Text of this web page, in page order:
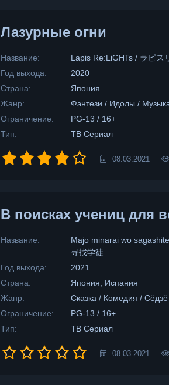
Лазурные огни
Название:
Lapis Re:LiGHTs / ラピス
Год выхода:
2020
Страна:
Япония
Жанр:
Фэнтези / Идолы /
Ограничение:
PG-13 / 16+
Тип:
ТВ Сериал
08.03.2021
В поисках учениц для
Название:
Majo minarai wo
寻找学徒
Год выхода:
2021
Страна:
Япония, Испания
Жанр:
Сказка / Комедия /
Ограничение:
PG-13 / 16+
Тип:
ТВ Сериал
08.03.2021